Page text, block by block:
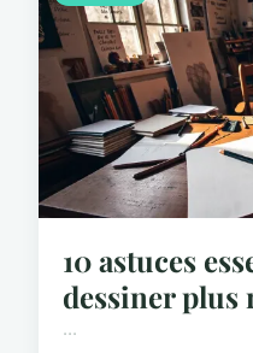
10 astuces
dessiner plus
...